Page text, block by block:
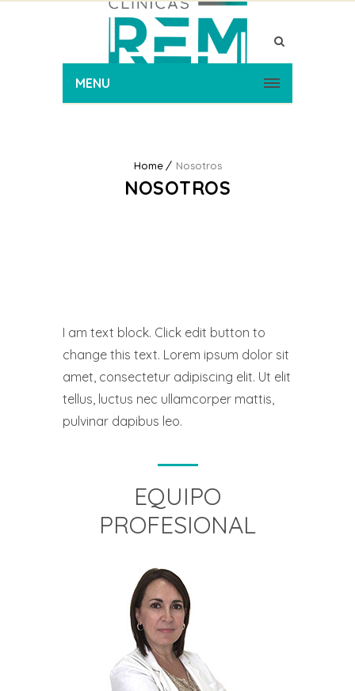
MENU
Home Nosotros
NOSOTROS
I am text block. Click edit button to
change this text. Lorem ipsum dolor sit
amet, consectetur adipiscing elit. Ut elit
tellus, luctus nec ullamcorper mattis,
pulvinar dapibus leo.
EQUIPO
PROFESIONAL